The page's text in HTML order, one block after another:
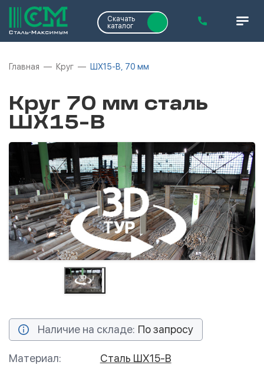
Скачать
каталог
Главная Круг ШХ15-В, 70 мм
Круг 70 мм сталь
ШХ15-В
Наличие на складе: По запросу
Материал:
Сталь ШХ15-В